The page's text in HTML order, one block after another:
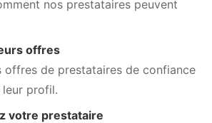
nos prestataires peuvent
offres
offres de prestataires de confiance
profil.
votre prestataire